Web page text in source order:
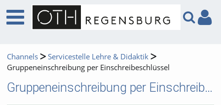
Channels
Servicestelle Lehre & Didaktik
Gruppeneinschreibung per Einschreibeschlüssel
Gruppeneinschreibung per Einschreibeschlüssel